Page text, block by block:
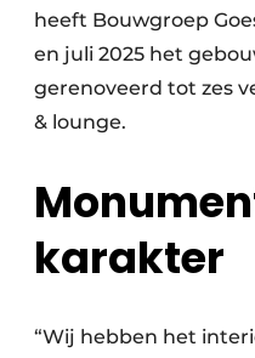
heeft Bouwgroep
en juli 2025 het
gerenoveerd tot zes
& lounge.
karakter
“Wij hebben het